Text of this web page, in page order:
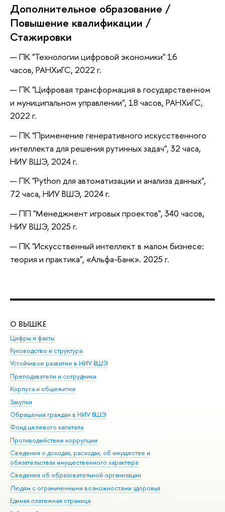
Дополнительное образование /
Повышение квалификации /
Стажировки
ПК "Технологии цифровой экономики" 16
часов, РАНХиГС, 2022 г.
ПК "Цифровая трансформация в государственном
и муниципальном управлении", 18 часов, РАНХиГС,
2022 г.
ПК "Применение генеративного искусственного
интеллекта для решения рутинных задач", 32 часа,
НИУ ВШЭ, 2024 г.
ПК "Python для автоматизации и анализа данных",
72 часа, НИУ ВШЭ, 2024 г.
ПП "Менеджмент игровых проектов", 340 часов,
НИУ ВШЭ, 2025 г.
ПК "Искусственный интеллект в малом бизнесе:
теория и практика", «Альфа-Банк». 2025 г.
О ВЫШКЕ
Цифры и факты
Руководство и структура
Устойчивое развитие в НИУ ВШЭ
Преподаватели и сотрудники
Корпуса и общежития
Закупки
Обращения граждан в НИУ ВШЭ
Фонд целевого капитала
Противодействие коррупции
Сведения о доходах, расходах, об имуществе и
обязательствах имущественного характера
Сведения об образовательной организации
Людям с ограниченными возможностями здоровья
Единая платежная страница